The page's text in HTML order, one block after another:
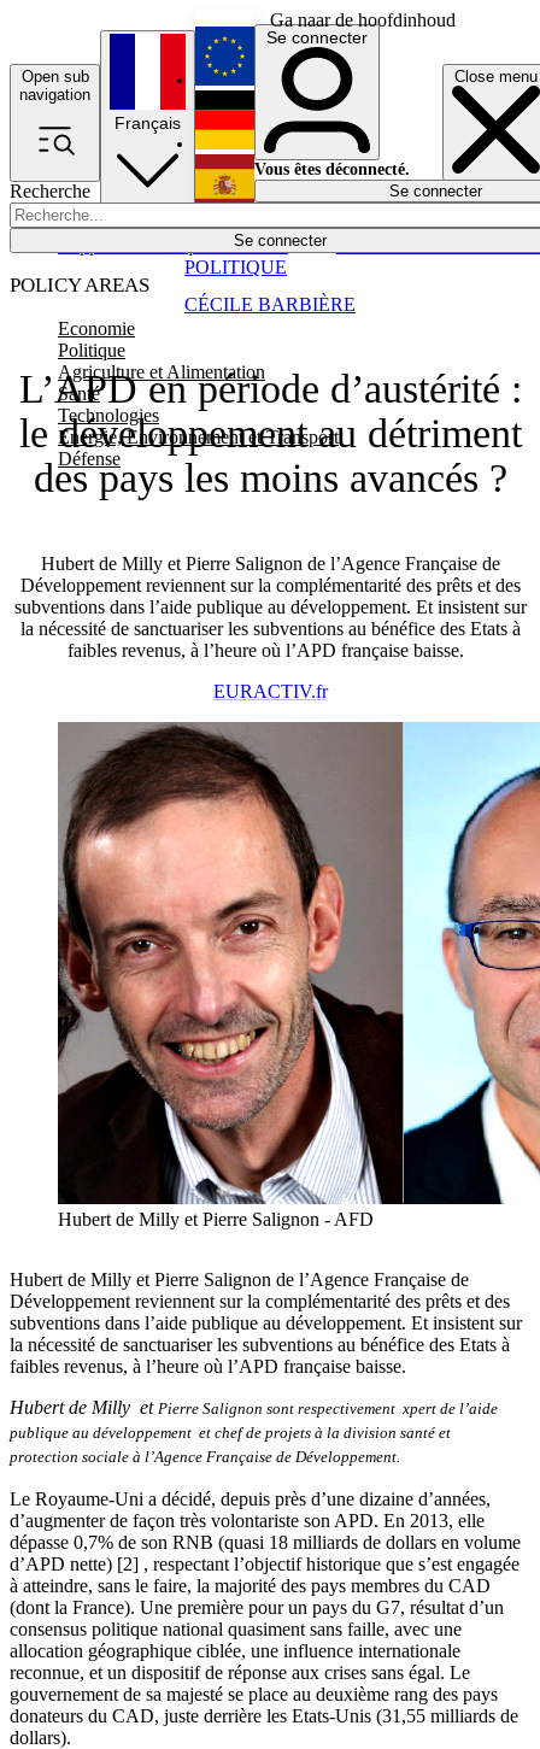
Ga naar de hoofdinhoud
Open sub
navigation
Close menu
Recherche
Se connecter
POLICY AREAS
Economie
Politique
Agriculture et Alimentation
Santé
Technologies
Energie, Environnement et Transport
Défense
Économie
Français
English
Deutsch
Español
Se connecter
Vous êtes déconnecté.
Se connecter
L’APD en période d’austérité :
le développement au détriment
des pays les moins avancés ?
Hubert de Milly et Pierre Salignon de l’Agence Française de
Développement reviennent sur la complémentarité des prêts et des
subventions dans l’aide publique au développement. Et insistent sur
la nécessité de sanctuariser les subventions au bénéfice des Etats à
faibles revenus, à l’heure où l’APD française baisse.
CÉCILE BARBIÈRE
POLITIQUE
EURACTIV.fr
Hubert de Milly et Pierre Salignon - AFD
Hubert de Milly et Pierre Salignon de l’Agence Française de
Développement reviennent sur la complémentarité des prêts et des
subventions dans l’aide publique au développement. Et insistent sur
la nécessité de sanctuariser les subventions au bénéfice des Etats à
faibles revenus, à l’heure où l’APD française baisse.
Hubert de Milly et Pierre Salignon sont respectivement xpert de l’aide
publique au développement et chef de projets à la division santé et
protection sociale à l’Agence Française de Développement.
Le Royaume-Uni a décidé, depuis près d’une dizaine d’années,
d’augmenter de façon très volontariste son APD. En 2013, elle
dépasse 0,7% de son RNB (quasi 18 milliards de dollars en volume
d’APD nette) [2] , respectant l’objectif historique que s’est engagée
à atteindre, sans le faire, la majorité des pays membres du CAD
(dont la France). Une première pour un pays du G7, résultat d’un
consensus politique national quasiment sans faille, avec une
allocation géographique ciblée, une influence internationale
reconnue, et un dispositif de réponse aux crises sans égal. Le
gouvernement de sa majesté se place au deuxième rang des pays
donateurs du CAD, juste derrière les Etats-Unis (31,55 milliards de
dollars).